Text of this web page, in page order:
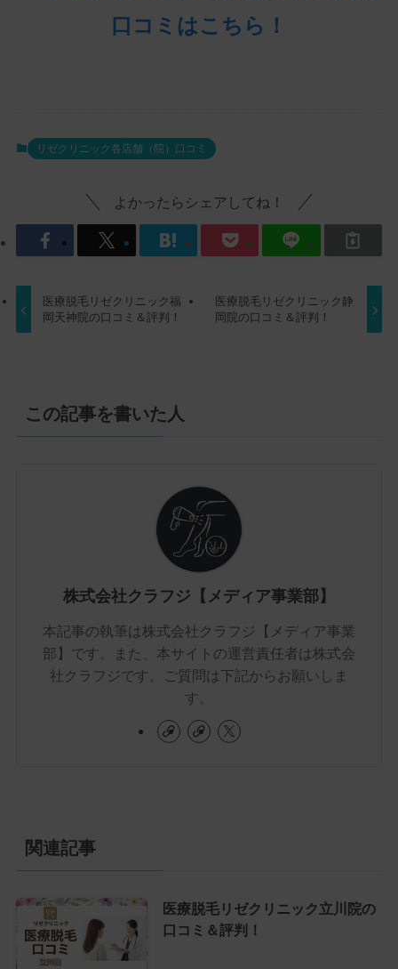
口コミはこちら！
リゼクリニック各店舗（院）口コミ
よかったらシェアしてね！
医療脱毛リゼクリニック福
岡天神院の口コミ＆評判！
医療脱毛リゼクリニック静
岡院の口コミ＆評判！
この記事を書いた人
株式会社クラフジ【メディア事業部】
本記事の執筆は株式会社クラフジ【メディア事業
部】です。また、本サイトの運営責任者は株式会
社クラフジです。ご質問は下記からお願いしま
す。
関連記事
医療脱毛リゼクリニック立川院の
口コミ＆評判！